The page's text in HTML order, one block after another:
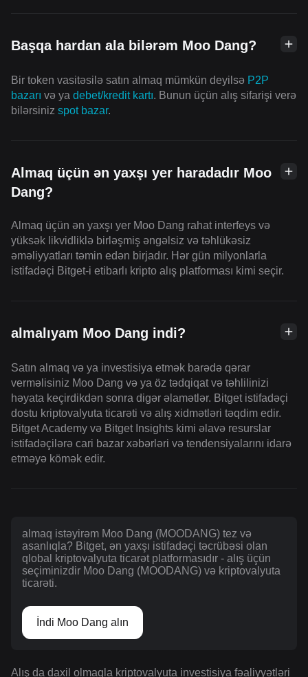
Başqa hardan ala bilərəm Moo Dang?
Bir token vasitəsilə satın almaq mümkün deyilsə P2P
bazarı və ya debet/kredit kartı. Bunun üçün alış sifarişi verə
bilərsiniz spot bazar.
Almaq üçün ən yaxşı yer haradadır Moo
Dang?
Almaq üçün ən yaxşı yer Moo Dang rahat interfeys və
yüksək likvidliklə birləşmiş əngəlsiz və təhlükəsiz
əməliyyatları təmin edən birjadır. Hər gün milyonlarla
istifadəçi Bitget-i etibarlı kripto alış platforması kimi seçir.
almalıyam Moo Dang indi?
Satın almaq və ya investisiya etmək barədə qərar
verməlisiniz Moo Dang və ya öz tədqiqat və təhlilinizi
həyata keçirdikdən sonra digər əlamətlər. Bitget istifadəçi
dostu kriptovalyuta ticarəti və alış xidmətləri təqdim edir.
Bitget Academy və Bitget Insights kimi əlavə resurslar
istifadəçilərə cari bazar xəbərləri və tendensiyalarını idarə
etməyə kömək edir.
almaq istəyirəm Moo Dang (MOODANG) tez və
asanlıqla? Bitget, ən yaxşı istifadəçi təcrübəsi olan
qlobal kriptovalyuta ticarət platformasıdır - alış üçün
seçiminizdir Moo Dang (MOODANG) və kriptovalyuta
ticarəti.
İndi Moo Dang alın
Alış da daxil olmaqla kriptovalyuta investisiya fəaliyyətləri